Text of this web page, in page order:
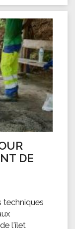
DE
techniques
l'îlet